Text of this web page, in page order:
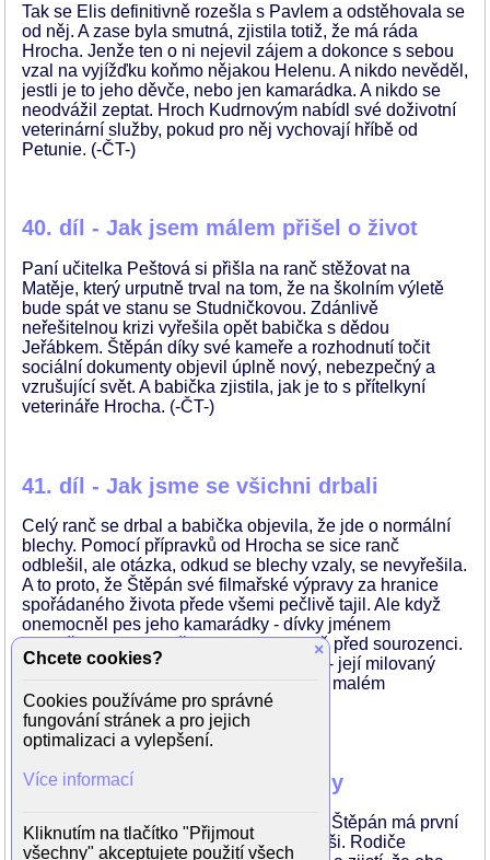
Tak se Elis definitivně rozešla s Pavlem a odstěhovala se
od něj. A zase byla smutná, zjistila totiž, že má ráda
Hrocha. Jenže ten o ni nejevil zájem a dokonce s sebou
vzal na vyjížďku koňmo nějakou Helenu. A nikdo nevěděl,
jestli je to jeho děvče, nebo jen kamarádka. A nikdo se
neodvážil zeptat. Hroch Kudrnovým nabídl své doživotní
veterinární služby, pokud pro něj vychovají hříbě od
Petunie. (-ČT-)
40. díl - Jak jsem málem přišel o život
Paní učitelka Peštová si přišla na ranč stěžovat na
Matěje, který urputně trval na tom, že na školním výletě
bude spát ve stanu se Studničkovou. Zdánlivě
neřešitelnou krizi vyřešila opět babička s dědou
Jeřábkem. Štěpán díky své kameře a rozhodnutí točit
sociální dokumenty objevil úplně nový, nebezpečný a
vzrušující svět. A babička zjistila, jak je to s přítelkyní
veterináře Hrocha. (-ČT-)
41. díl - Jak jsme se všichni drbali
Celý ranč se drbal a babička objevila, že jde o normální
blechy. Pomocí přípravků od Hrocha se sice ranč
odblešil, ale otázka, odkud se blechy vzaly, se nevyřešila.
A to proto, že Štěpán své filmařské výpravy za hranice
spořádaného života přede všemi pečlivě tajil. Ale když
onemocněl pes jeho kamarádky - dívky jménem
Františka, pravda vyšla najevo, alespoň před sourozenci.
Pro Elis nastal krásný okamžik sblížení - její milovaný
veterinář ji vyzval, aby mu pomáhala při malém
operačním zákroku. (-ČT-)
42. díl - Jak kostky byly vrženy
A co vás čeká v posledním díle seriálu? Štěpán má první
skutečné rande a je zamilovaný až po uši. Rodiče
×
Chcete cookies?
Cookies používáme pro správné
fungování stránek a pro jejich
optimalizaci a vylepšení.
Více informací
Kliknutím na tlačítko "Přijmout
všechny" akceptujete použití všech